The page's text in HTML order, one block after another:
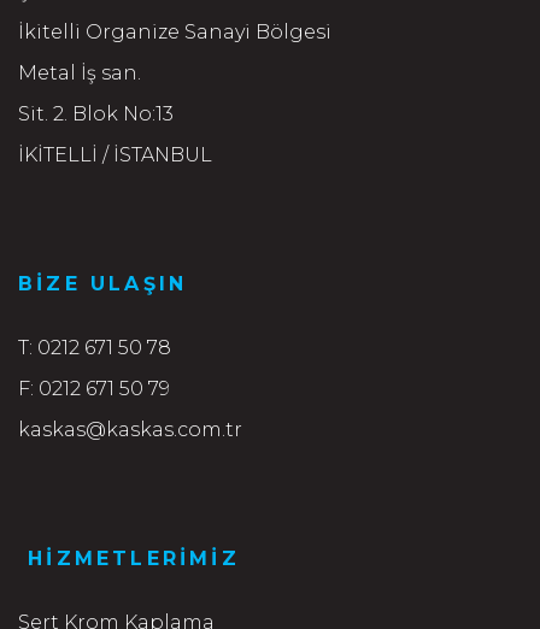
İkitelli Organize Sanayi Bölgesi
Metal İş san.
Sit. 2. Blok No:13
İKİTELLİ / İSTANBUL
BIZE ULAŞIN
T: 0212 671 50 78
F: 0212 671 50 79
kaskas@kaskas.com.tr
HIZMETLERIMIZ
Sert Krom Kaplama